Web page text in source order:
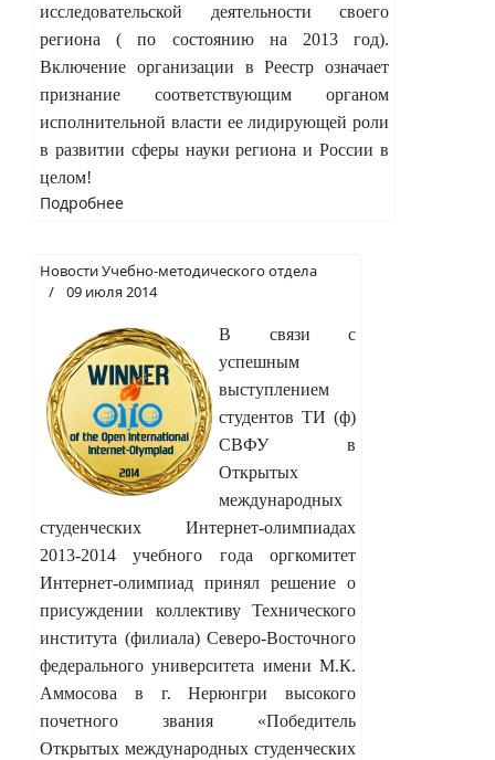
исследовательской деятельности своего
региона ( по состоянию на 2013 год).
Включение организации в Реестр означает
признание соответствующим органом
исполнительной власти ее лидирующей роли
в развитии сферы науки региона и России в
целом!
Подробнее
Новости Учебно-методического отдела
09 июля 2014
В связи с
успешным
выступлением
студентов ТИ (ф)
СВФУ в
Открытых
международных
студенческих Интернет-олимпиадах
2013-2014 учебного года оргкомитет
Интернет-олимпиад принял решение о
присуждении коллективу Технического
института (филиала) Северо-Восточного
федерального университета имени М.К.
Аммосова в г. Нерюнгри высокого
почетного звания «Победитель
Открытых международных студенческих